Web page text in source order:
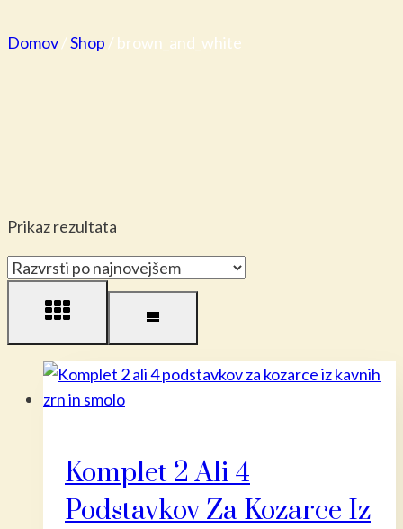
Domov/Shop / brown_and_white
Prikaz rezultata
Komplet 2 Ali 4
Podstavkov Za Kozarce Iz